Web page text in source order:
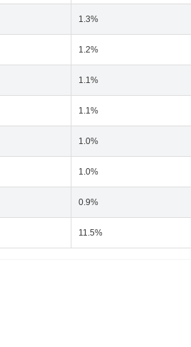
1.3%
1.2%
1.1%
1.1%
1.0%
1.0%
0.9%
11.5%